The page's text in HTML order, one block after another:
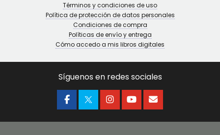
Términos y condiciones de uso
Política de protección de datos personales
Condiciones de compra
Políticas de envío y entrega
Cómo accedo a mis libros digitales
Síguenos en redes sociales